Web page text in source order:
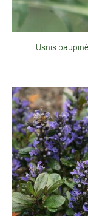
Usnis